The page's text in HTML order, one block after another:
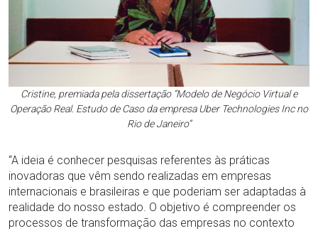
Cristine, premiada pela dissertação “Modelo de Negócio Virtual e
Operação Real. Estudo de Caso da empresa Uber Technologies Inc no
Rio de Janeiro”
“A ideia é conhecer pesquisas referentes às práticas
inovadoras que vêm sendo realizadas em empresas
internacionais e brasileiras e que poderiam ser adaptadas à
realidade do nosso estado. O objetivo é compreender os
processos de transformação das empresas no contexto